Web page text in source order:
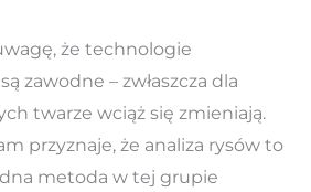
że technologie
zawodne – zwłaszcza dla
twarze wciąż się zmieniają.
przyznaje, że analiza rysów to
metoda w tej grupie